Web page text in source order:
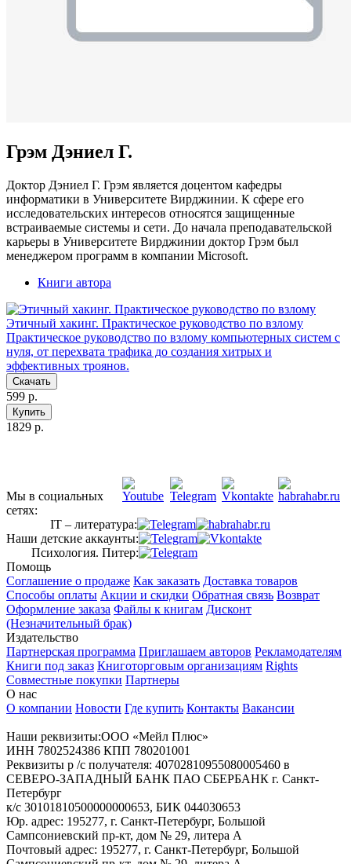
Грэм Дэниел Г.
Доктор Дэниел Г. Грэм является доцентом кафедры
информатики в Университете Вирджинии. К сфере его
исследовательских интересов относятся защищенные
встраиваемые системы и сети. До начала преподавательской
карьеры в Университете Вирджинии доктор Грэм был
менеджером программ в компании Microsoft.
Книги автора
Этичный хакинг. Практическое руководство по взлому
Практическое руководство по взлому компьютерных систем с
нуля, от перехвата трафика до создания хитрых и
эффективных троянов.
Скачать
599 р.
Купить
1829 р.
Мы в социальных
сетях:
IT – литература:
Наши детские аккаунты:
Психология. Питер:
Помощь
Соглашение о продаже Как заказать Доставка товаров
Способы оплаты Акции и скидки Обратная связь Возврат
Оформление заказа Файлы к книгам Дисконт
(Незначительный брак)
Издательство
Партнерская программа Приглашаем авторов Рекламодателям
Книги под заказ Книготорговым организациям Rights
Совместные покупки Партнеры
О нас
О компании Новости Где купить Контакты Вакансии
Наши реквизиты:ООО «Мейл Плюс»
ИНН 7802524386 КПП 780201001
Реквизиты р /с получателя: 40702810955080005460 в
СЕВЕРО-ЗАПАДНЫЙ БАНК ПАО СБЕРБАНК г. Санкт-
Петербург
к/с 30101810500000000653, БИК 044030653
Юр. адрес: 195277, г. Санкт-Петербург, Большой
Сампсониевский пр-кт, дом № 29, литера А
Почтовый адрес: 195277, г. Санкт-Петербург, Большой